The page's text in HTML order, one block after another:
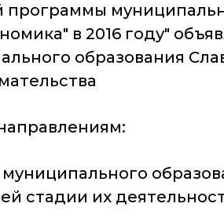
в 2016 году"
образования
стадии их